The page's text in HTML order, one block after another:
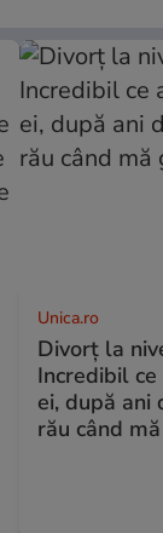
Unica.ro
Divorț la
Incredibil
ei, după ani
rău când